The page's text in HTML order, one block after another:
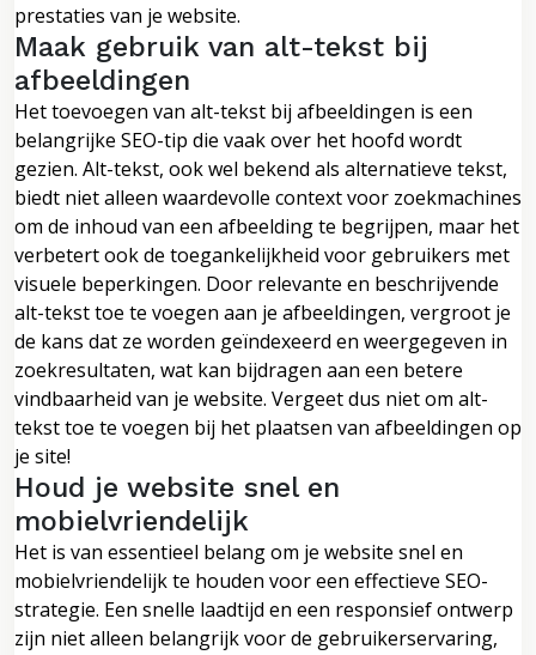
prestaties van je website.
Maak gebruik van alt-tekst bij
afbeeldingen
Het toevoegen van alt-tekst bij afbeeldingen is een
belangrijke SEO-tip die vaak over het hoofd wordt
gezien. Alt-tekst, ook wel bekend als alternatieve tekst,
biedt niet alleen waardevolle context voor zoekmachines
om de inhoud van een afbeelding te begrijpen, maar het
verbetert ook de toegankelijkheid voor gebruikers met
visuele beperkingen. Door relevante en beschrijvende
alt-tekst toe te voegen aan je afbeeldingen, vergroot je
de kans dat ze worden geïndexeerd en weergegeven in
zoekresultaten, wat kan bijdragen aan een betere
vindbaarheid van je website. Vergeet dus niet om alt-
tekst toe te voegen bij het plaatsen van afbeeldingen op
je site!
Houd je website snel en
mobielvriendelijk
Het is van essentieel belang om je website snel en
mobielvriendelijk te houden voor een effectieve SEO-
strategie. Een snelle laadtijd en een responsief ontwerp
zijn niet alleen belangrijk voor de gebruikerservaring,